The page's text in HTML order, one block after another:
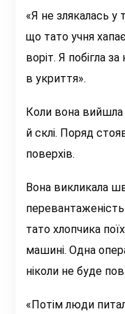
«Я не злякалась у
що тато учня
воріт. Я побігла
в укриття».
Коли вона
й склі. Поряд
поверхів.
Вона викликала
тато хлопчика
машині. Одна
ніколи не буде
«Потім люди